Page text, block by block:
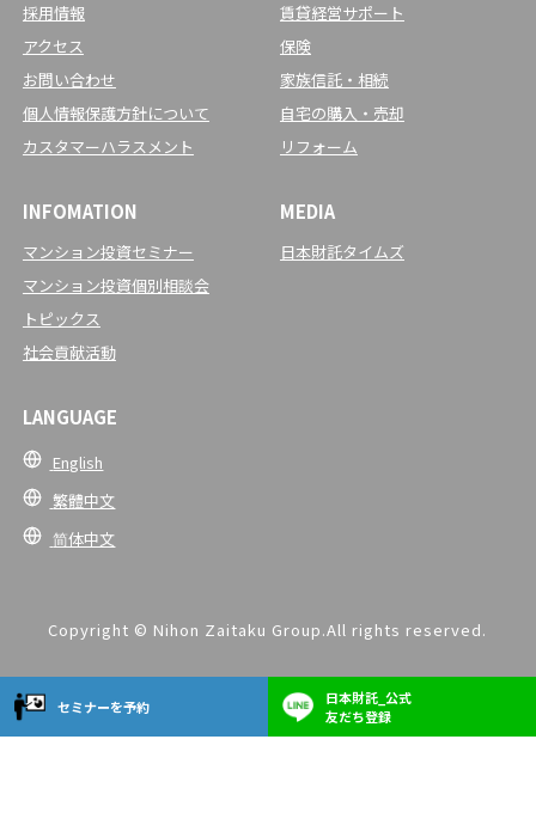
セミナーを予約
日本財託_公式
友だち登録
採用情報
アクセス
お問い合わせ
個人情報保護方針について
カスタマーハラスメント
賃貸経営サポート
保険
家族信託・相続
自宅の購入・売却
リフォーム
INFOMATION
マンション投資セミナー
マンション投資個別相談会
トピックス
社会貢献活動
MEDIA
日本財託タイムズ
LANGUAGE
English
繁體中文
简体中文
Copyright © Nihon Zaitaku Group.All rights reserved.